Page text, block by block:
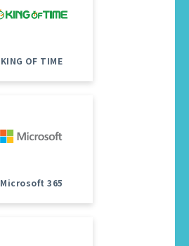
KING OF TIME
Microsoft 365